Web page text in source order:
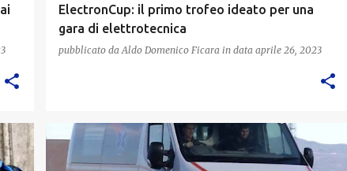
ElectronCup: il primo trofeo ideato per una
gara di elettrotecnica
pubblicato da Aldo Domenico Ficara in data aprile 26, 2023